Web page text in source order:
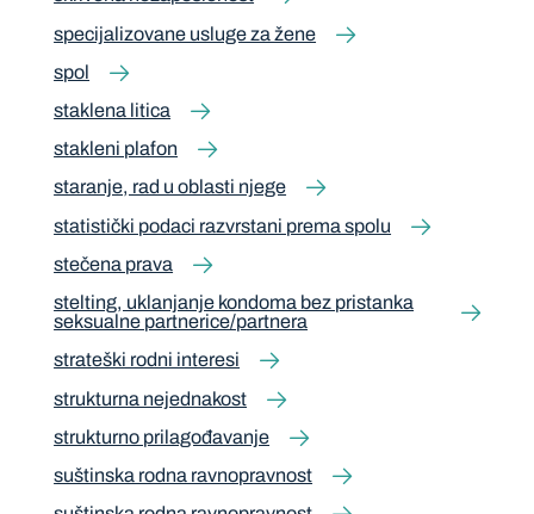
specijalizovane usluge za žene
spol
staklena litica
stakleni plafon
staranje, rad u oblasti njege
statistički podaci razvrstani prema spolu
stečena prava
stelting, uklanjanje kondoma bez pristanka
seksualne partnerice/partnera
strateški rodni interesi
strukturna nejednakost
strukturno prilagođavanje
suštinska rodna ravnopravnost